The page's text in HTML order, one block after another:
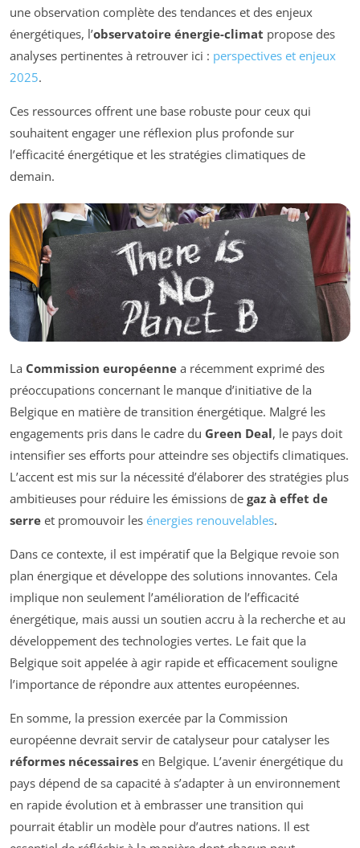
une observation complète des tendances et des enjeux
énergétiques, l’observatoire énergie-climat propose des
analyses pertinentes à retrouver ici : perspectives et enjeux
2025.
Ces ressources offrent une base robuste pour ceux qui
souhaitent engager une réflexion plus profonde sur
l’efficacité énergétique et les stratégies climatiques de
demain.
La Commission européenne a récemment exprimé des
préoccupations concernant le manque d’initiative de la
Belgique en matière de transition énergétique. Malgré les
engagements pris dans le cadre du Green Deal, le pays doit
intensifier ses efforts pour atteindre ses objectifs climatiques.
L’accent est mis sur la nécessité d’élaborer des stratégies plus
ambitieuses pour réduire les émissions de gaz à effet de
serre et promouvoir les énergies renouvelables.
Dans ce contexte, il est impératif que la Belgique revoie son
plan énergique et développe des solutions innovantes. Cela
implique non seulement l’amélioration de l’efficacité
énergétique, mais aussi un soutien accru à la recherche et au
développement des technologies vertes. Le fait que la
Belgique soit appelée à agir rapide et efficacement souligne
l’importance de répondre aux attentes européennes.
En somme, la pression exercée par la Commission
européenne devrait servir de catalyseur pour catalyser les
réformes nécessaires en Belgique. L’avenir énergétique du
pays dépend de sa capacité à s’adapter à un environnement
en rapide évolution et à embrasser une transition qui
pourrait établir un modèle pour d’autres nations. Il est